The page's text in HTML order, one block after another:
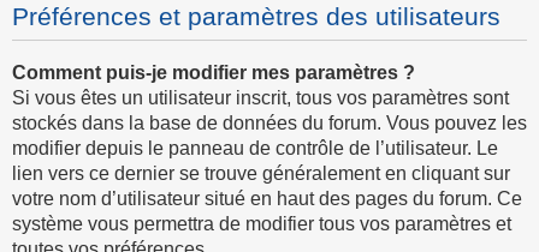
Préférences et paramètres des utilisateurs
Comment puis-je modifier mes paramètres ?
Si vous êtes un utilisateur inscrit, tous vos paramètres sont
stockés dans la base de données du forum. Vous pouvez les
modifier depuis le panneau de contrôle de l’utilisateur. Le
lien vers ce dernier se trouve généralement en cliquant sur
votre nom d’utilisateur situé en haut des pages du forum. Ce
système vous permettra de modifier tous vos paramètres et